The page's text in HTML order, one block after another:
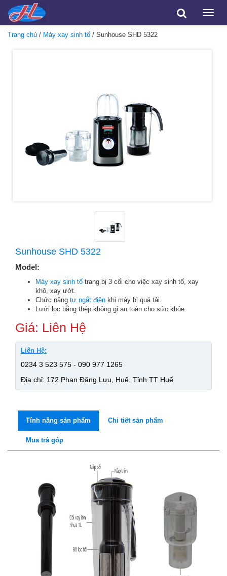
Toggle
Trang chủ / Máy xay sinh tố / Sunhouse SHD 5322
Sunhouse SHD 5322
Model:
Máy xay sinh tố trang bị 3 cối cho việc xay sinh tố, xay
khô, xay ướt.
Chức năng tự ngắt điện khi máy bị quá tải.
Lưới lọc bằng thép không gỉ an toàn cho sức khỏe.
Giá: Liên Hệ
Liên Hệ:
0234 3 523 575 - 090 977 1265
Địa chỉ: 172 Phan Đăng Lưu, Huế, Tỉnh TT Huế
Tính năng sản phẩm Chi tiết sản phẩm
Mua trả góp